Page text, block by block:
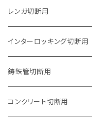
グラインダー取付用
石井超硬電動切断機 取付用
セグメントタイプ
セグメントタイプ（ビス穴付き
125mm（5インチ）
セグメントタイプ
セグメントタイプ（ビス穴付き
150mm（6インチ）
セグメントタイプ
180mm（7インチ）
セグメントタイプ
205mm（8インチ）
105mm（4インチ）
セグメントタイプ
ウェーブタイプ
125mm（5インチ）
セグメントタイプ
ウェーブタイプ
150mm（6インチ）
セグメントタイプ
180mm（7インチ）
レンガ切断用
105mm（4インチ）
セグメントタイプ
ウェーブタイプ
125mm（5インチ）
セグメントタイプ
150mm（6インチ）
インターロッキング切断用
105mm（4インチ）
セグメントタイプ
125mm（5インチ）
鋳鉄管切断用
105mm（4インチ）
コンクリート切断用